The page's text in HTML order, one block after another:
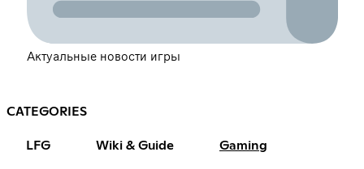
Актуальные новости игры
CATEGORIES
LFG Wiki & Guide Gaming